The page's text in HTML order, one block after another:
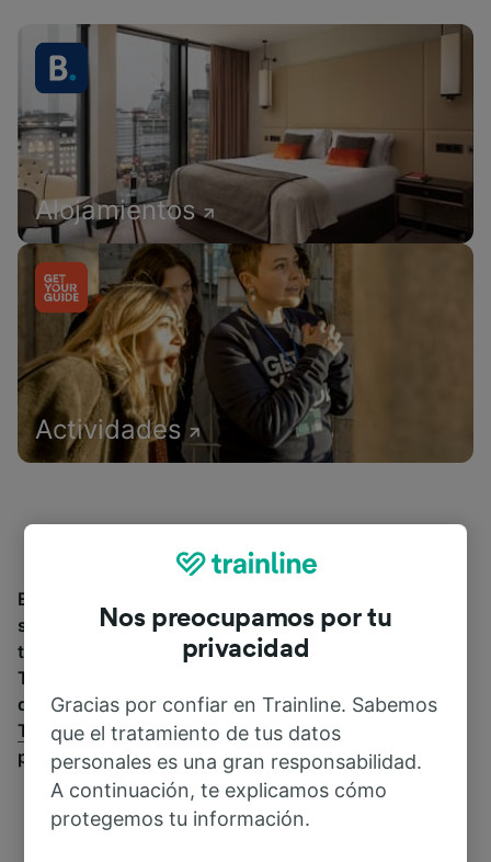
Alojamientos
Actividades
Encuentra información sobre la estación y sus
servicios, comprueba los horarios de tren y reserva
tus billetes desde o hacia Cagliari Monserrato.
Trainline opera en 45 países y vende billetes de más
de 270 compañías de tren y autobús incluyendo
TrenitaliayItaloentre otras. Descubre a dónde
puedes ir desde Cagliari Monserrato con Trainline.
Nos preocupamos por tu
privacidad
Gracias por confiar en Trainline. Sabemos
que el tratamiento de tus datos
personales es una gran responsabilidad.
A continuación, te explicamos cómo
protegemos tu información.